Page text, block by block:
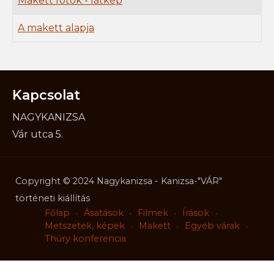
A makett alapja
Kapcsolat
NAGYKANIZSA
Vár utca 5.
Copyright © 2024 Nagykanizsa - Kanizsa-"VÁR"
történeti kiállítás
Főlap
Ásatások Filmek
Írások
Metszetek, képek
Makett
Egyéb várak
Thúry konferencia